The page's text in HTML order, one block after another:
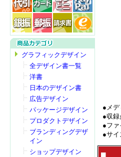
グラフィックデザイン
全デザイン書一覧
洋書
日本のデザイン書
広告デザイン
パッケージデザイン
プロダクトデザイン
ブランディングデザ
イン
ショップデザイン
●メ
●収
●ファ
●サ